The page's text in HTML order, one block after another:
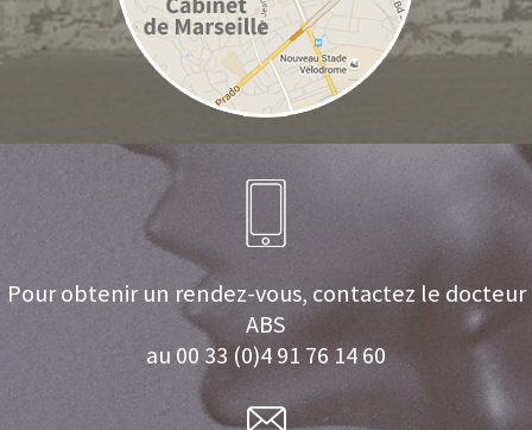
Pour obtenir un rendez-vous, contactez le docteur
ABS
au 00 33 (0)4 91 76 14 60